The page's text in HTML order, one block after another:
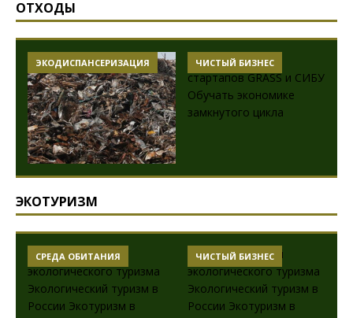
ОТХОДЫ
ЭКОДИСПАНСЕРИЗАЦИЯ ЧИСТЫЙ БИЗНЕС
ЭКОТУРИЗМ
СРЕДА ОБИТАНИЯ ЧИСТЫЙ БИЗНЕС